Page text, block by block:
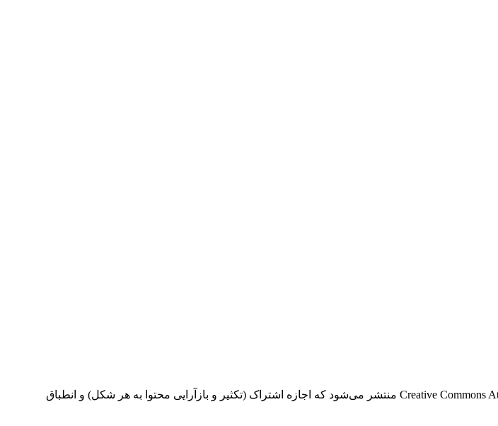
این نشریه ی دارای دسترسی باز، تحت قوانین گواهینامه بین‌المللی Creative Commons Attribution 4.0 International License منتشر می‌شود که اجازه اشتراک (تکثیر و بازآرایی محتوا به هر شکل) و انطباق